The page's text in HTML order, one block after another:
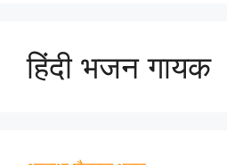
हिंदी भजन गायक